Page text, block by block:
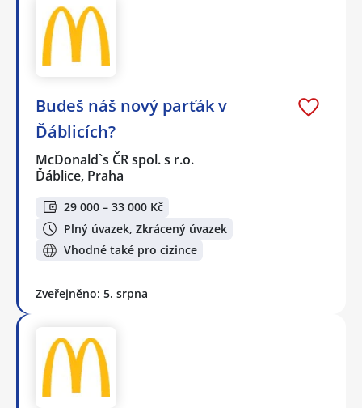
Budeš náš nový parťák v
Ďáblicích?
McDonald`s ČR spol. s r.o.
Ďáblice, Praha
29 000 – 33 000 Kč
Plný úvazek, Zkrácený úvazek
Vhodné také pro cizince
Zveřejněno: 5. srpna